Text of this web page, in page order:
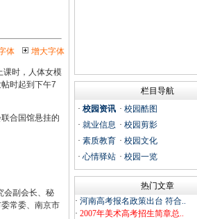
体 增大字体
课时，人体女模
时起到下午7
合国馆悬挂的
会副会长、秘
常委、南京市
栏目导航
· 校园资讯 · 校园酷图
· 就业信息 · 校园剪影
· 素质教育 · 校园文化
· 心情驿站 · 校园一览
热门文章
· 河南高考报名政策出台 符合..
· 2007年美术高考招生简章总..